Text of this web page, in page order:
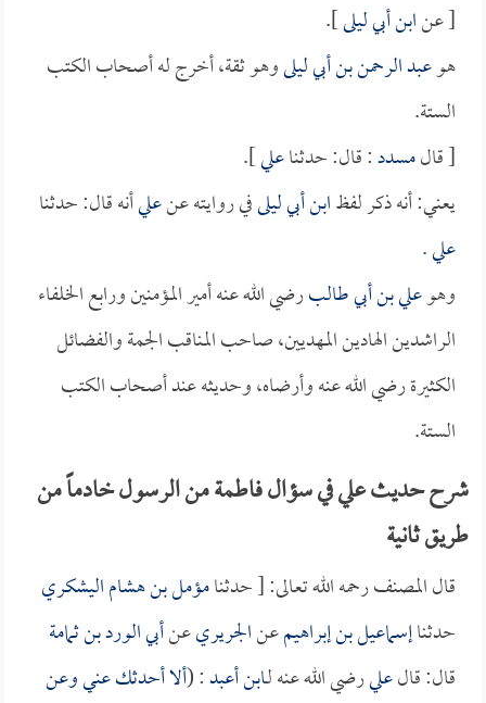
[ عنابن أبي ليلى].
هوعبد الرحمن بن أبي ليلىوهو ثقة، أخرج له أصحاب الكتب
الستة.
[ قالمسدد: قال: حدثناعلي].
يعني: أنه ذكر لفظابن أبي ليلىفي روايته عنعليأنه قال: حدثنا
علي.
وهوعلي بن أبي طالبرضي الله عنه أمير المؤمنين ورابع الخلفاء
الراشدين الهادين المهديين، صاحب المناقب الجمة والفضائل
الكثيرة رضي الله عنه وأرضاه، وحديثه عند أصحاب الكتب
الستة.
شرح حديث علي في سؤال فاطمة من الرسول خادماً من
طريق ثانية
قال المصنف رحمه الله تعالى: [ حدثنامؤمل بن هشام اليشكري
حدثناإسماعيل بن إبراهيمعنالجريريعنأبي الورد بن ثمامة
قال: قالعليرضي الله عنه لـابن أعبد: (ألا أحدثك عني وعن